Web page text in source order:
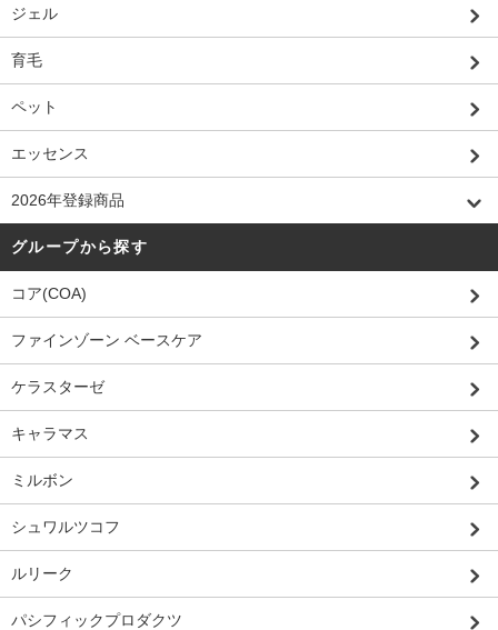
ジェル
育毛
ペット
エッセンス
2026年登録商品
グループから探す
コア(COA)
ファインゾーン ベースケア
ケラスターゼ
キャラマス
ミルボン
シュワルツコフ
ルリーク
パシフィックプロダクツ